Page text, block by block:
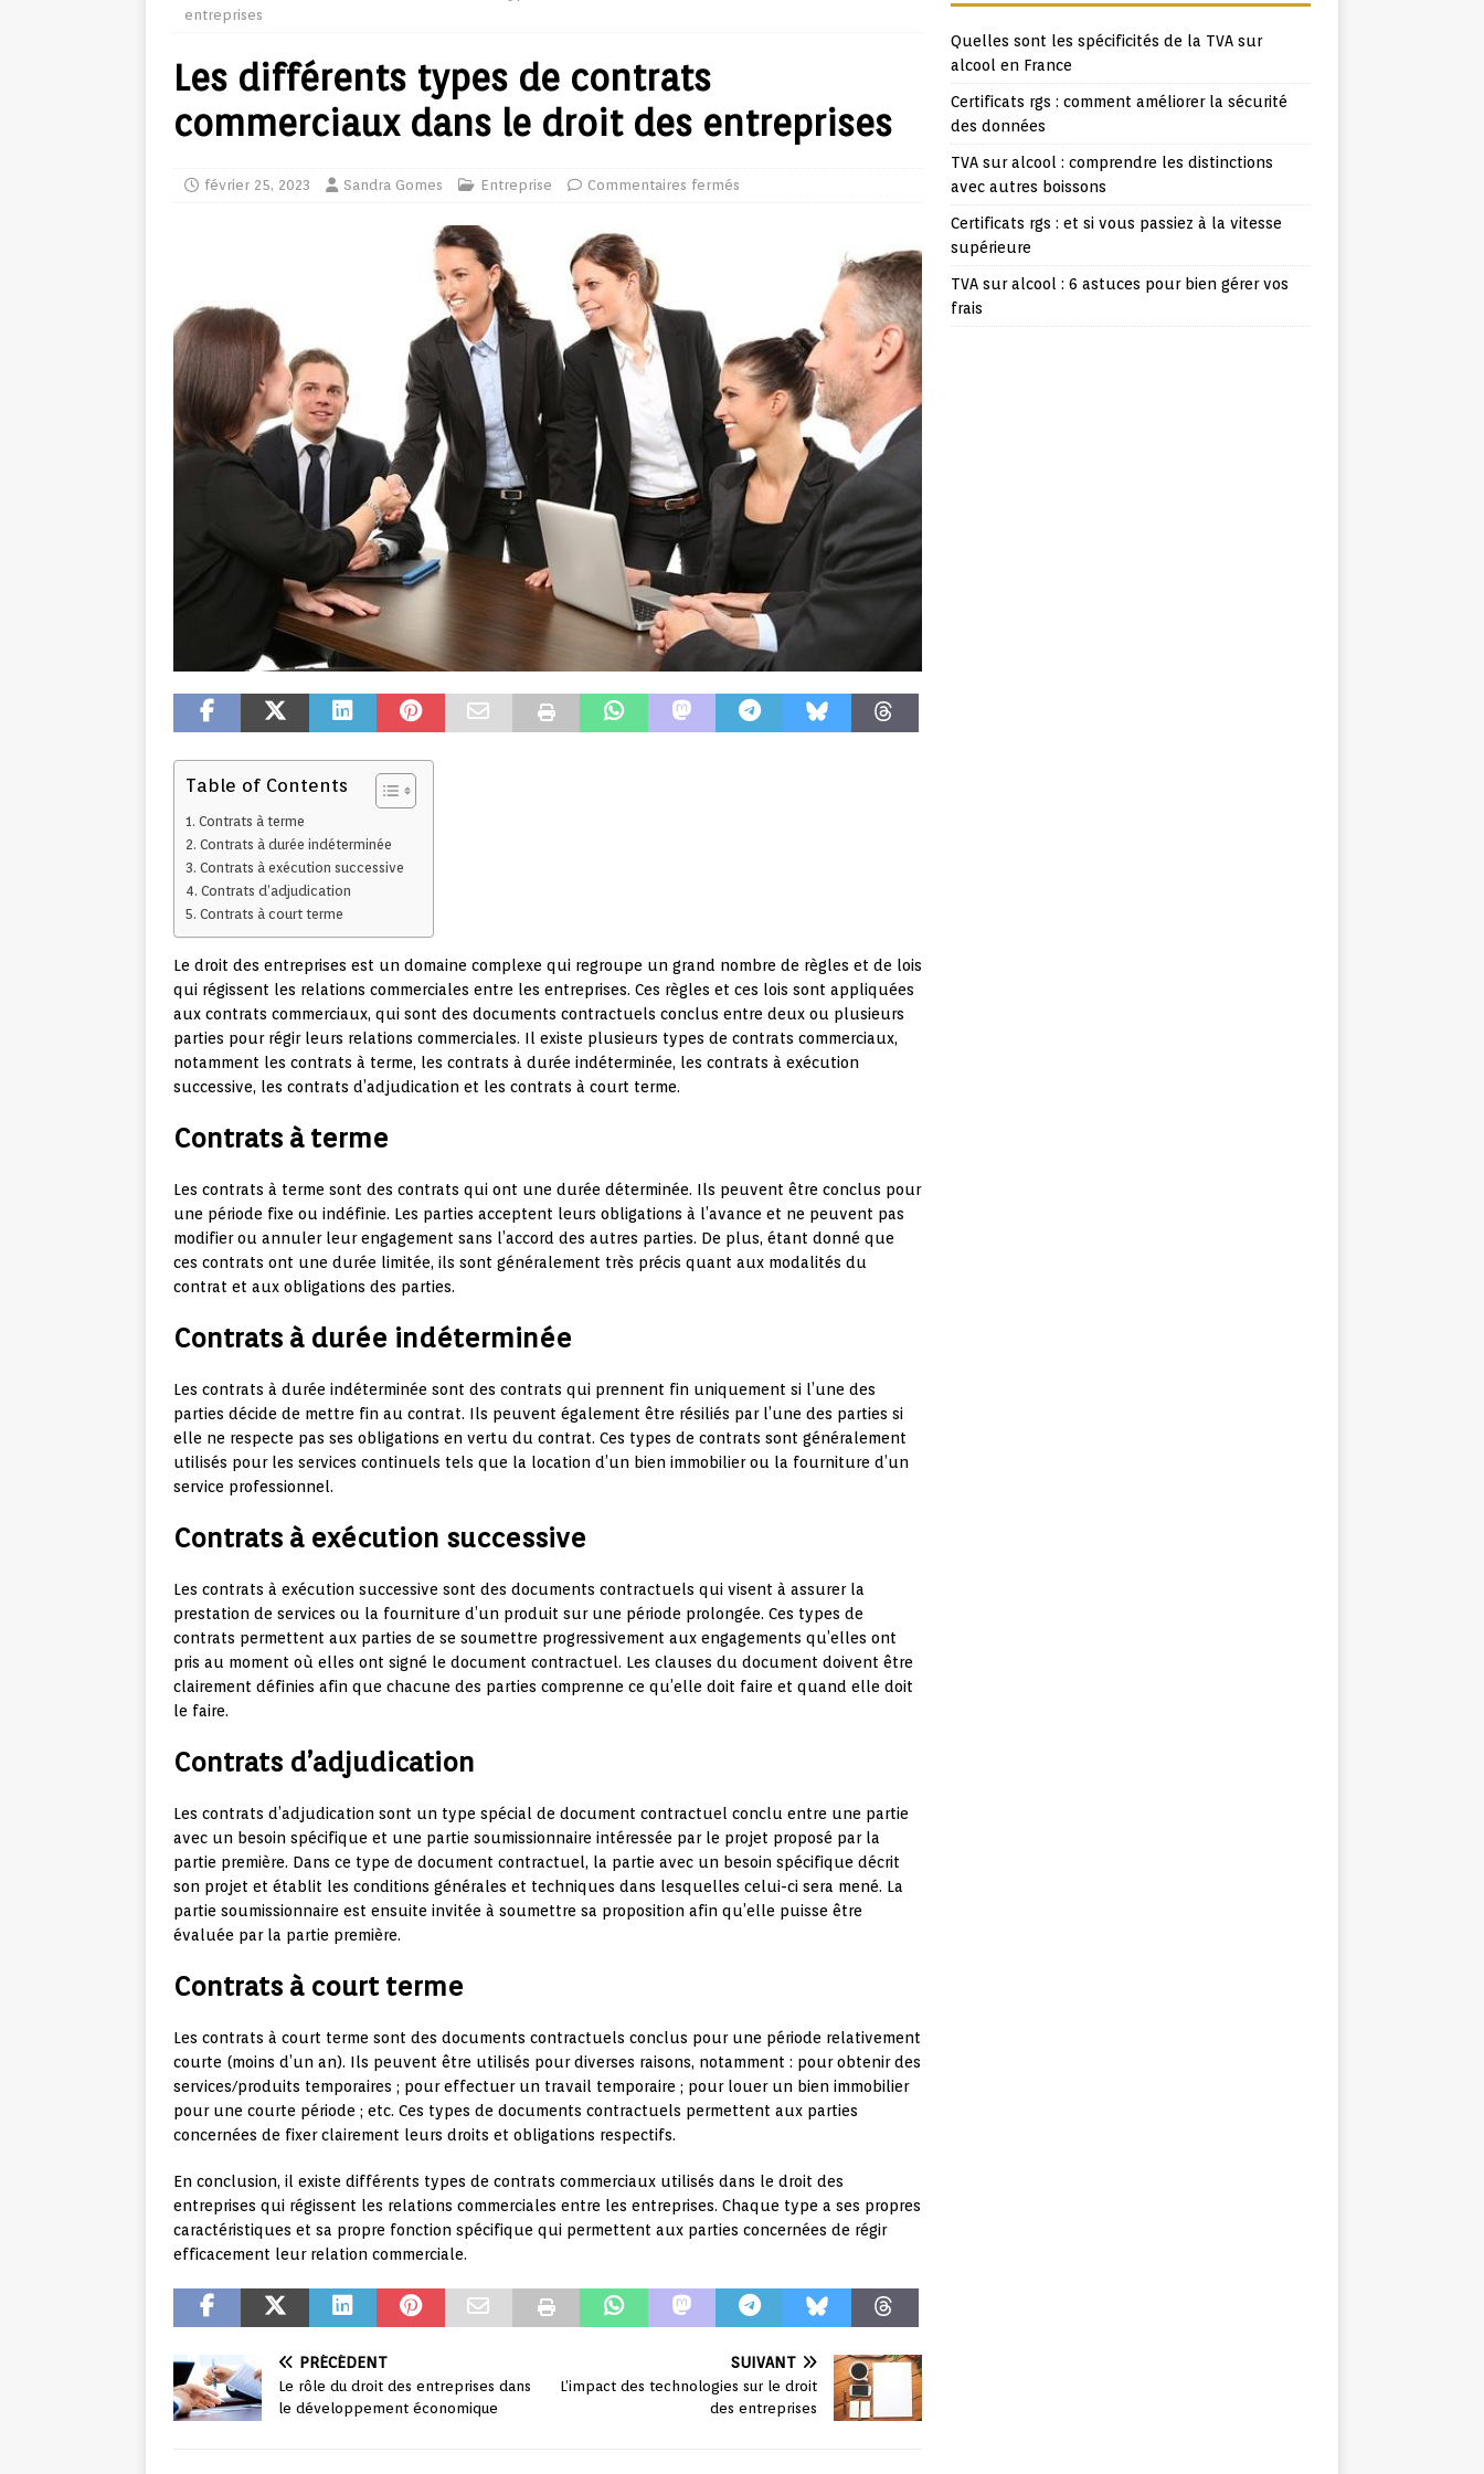
entreprises
Les différents types de contrats
commerciaux dans le droit des entreprises
février 25, 2023 Sandra Gomes Entreprise Commentaires fermés
Table of Contents
Contrats à terme
Contrats à durée indéterminée
Contrats à exécution successive
Contrats d’adjudication
Contrats à court terme
Le droit des entreprises est un domaine complexe qui regroupe un grand nombre de règles et de lois
qui régissent les relations commerciales entre les entreprises. Ces règles et ces lois sont appliquées
aux contrats commerciaux, qui sont des documents contractuels conclus entre deux ou plusieurs
parties pour régir leurs relations commerciales. Il existe plusieurs types de contrats commerciaux,
notamment les contrats à terme, les contrats à durée indéterminée, les contrats à exécution
successive, les contrats d’adjudication et les contrats à court terme.
Contrats à terme
Les contrats à terme sont des contrats qui ont une durée déterminée. Ils peuvent être conclus pour
une période fixe ou indéfinie. Les parties acceptent leurs obligations à l’avance et ne peuvent pas
modifier ou annuler leur engagement sans l’accord des autres parties. De plus, étant donné que
ces contrats ont une durée limitée, ils sont généralement très précis quant aux modalités du
contrat et aux obligations des parties.
Contrats à durée indéterminée
Les contrats à durée indéterminée sont des contrats qui prennent fin uniquement si l’une des
parties décide de mettre fin au contrat. Ils peuvent également être résiliés par l’une des parties si
elle ne respecte pas ses obligations en vertu du contrat. Ces types de contrats sont généralement
utilisés pour les services continuels tels que la location d’un bien immobilier ou la fourniture d’un
service professionnel.
Contrats à exécution successive
Les contrats à exécution successive sont des documents contractuels qui visent à assurer la
prestation de services ou la fourniture d’un produit sur une période prolongée. Ces types de
contrats permettent aux parties de se soumettre progressivement aux engagements qu’elles ont
pris au moment où elles ont signé le document contractuel. Les clauses du document doivent être
clairement définies afin que chacune des parties comprenne ce qu’elle doit faire et quand elle doit
le faire.
Contrats d’adjudication
Les contrats d’adjudication sont un type spécial de document contractuel conclu entre une partie
avec un besoin spécifique et une partie soumissionnaire intéressée par le projet proposé par la
partie première. Dans ce type de document contractuel, la partie avec un besoin spécifique décrit
son projet et établit les conditions générales et techniques dans lesquelles celui-ci sera mené. La
partie soumissionnaire est ensuite invitée à soumettre sa proposition afin qu’elle puisse être
évaluée par la partie première.
Contrats à court terme
Les contrats à court terme sont des documents contractuels conclus pour une période relativement
courte (moins d’un an). Ils peuvent être utilisés pour diverses raisons, notamment : pour obtenir des
services/produits temporaires ; pour effectuer un travail temporaire ; pour louer un bien immobilier
pour une courte période ; etc. Ces types de documents contractuels permettent aux parties
concernées de fixer clairement leurs droits et obligations respectifs.
En conclusion, il existe différents types de contrats commerciaux utilisés dans le droit des
entreprises qui régissent les relations commerciales entre les entreprises. Chaque type a ses propres
caractéristiques et sa propre fonction spécifique qui permettent aux parties concernées de régir
efficacement leur relation commerciale.
PRÉCÉDENT
Le rôle du droit des entreprises dans
le développement économique
SUIVANT
L’impact des technologies sur le droit
des entreprises
Quelles sont les spécificités de la TVA sur
alcool en France
Certificats rgs : comment améliorer la sécurité
des données
TVA sur alcool : comprendre les distinctions
avec autres boissons
Certificats rgs : et si vous passiez à la vitesse
supérieure
TVA sur alcool : 6 astuces pour bien gérer vos
frais